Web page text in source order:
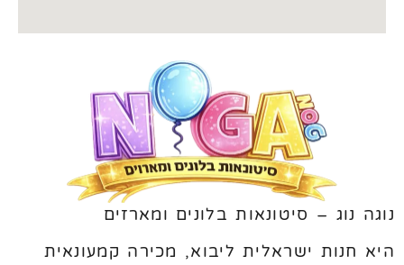
נוגה נוג – סיטונאות בלונים ומארזים
היא חנות ישראלית ליבוא, מכירה קמעונאית